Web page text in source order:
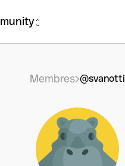
Membres @svanotti